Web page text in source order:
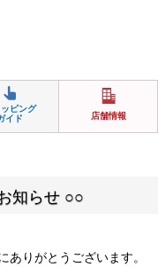
ピング
イド
店舗情報
知らせ ○○
ありがとうございます。